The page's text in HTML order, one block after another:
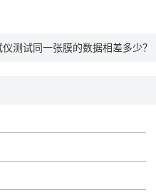
测试同一张膜的数据相差多少？